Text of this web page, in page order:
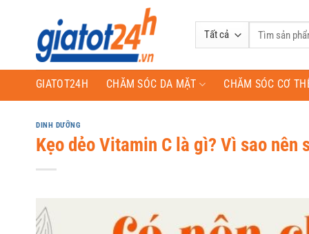
Tìm
GIATOT24H CHĂM SÓC DA MẶT CHĂM SÓC CƠ
DINH DƯỠNG
Kẹo dẻo Vitamin C là gì? Vì sao nên